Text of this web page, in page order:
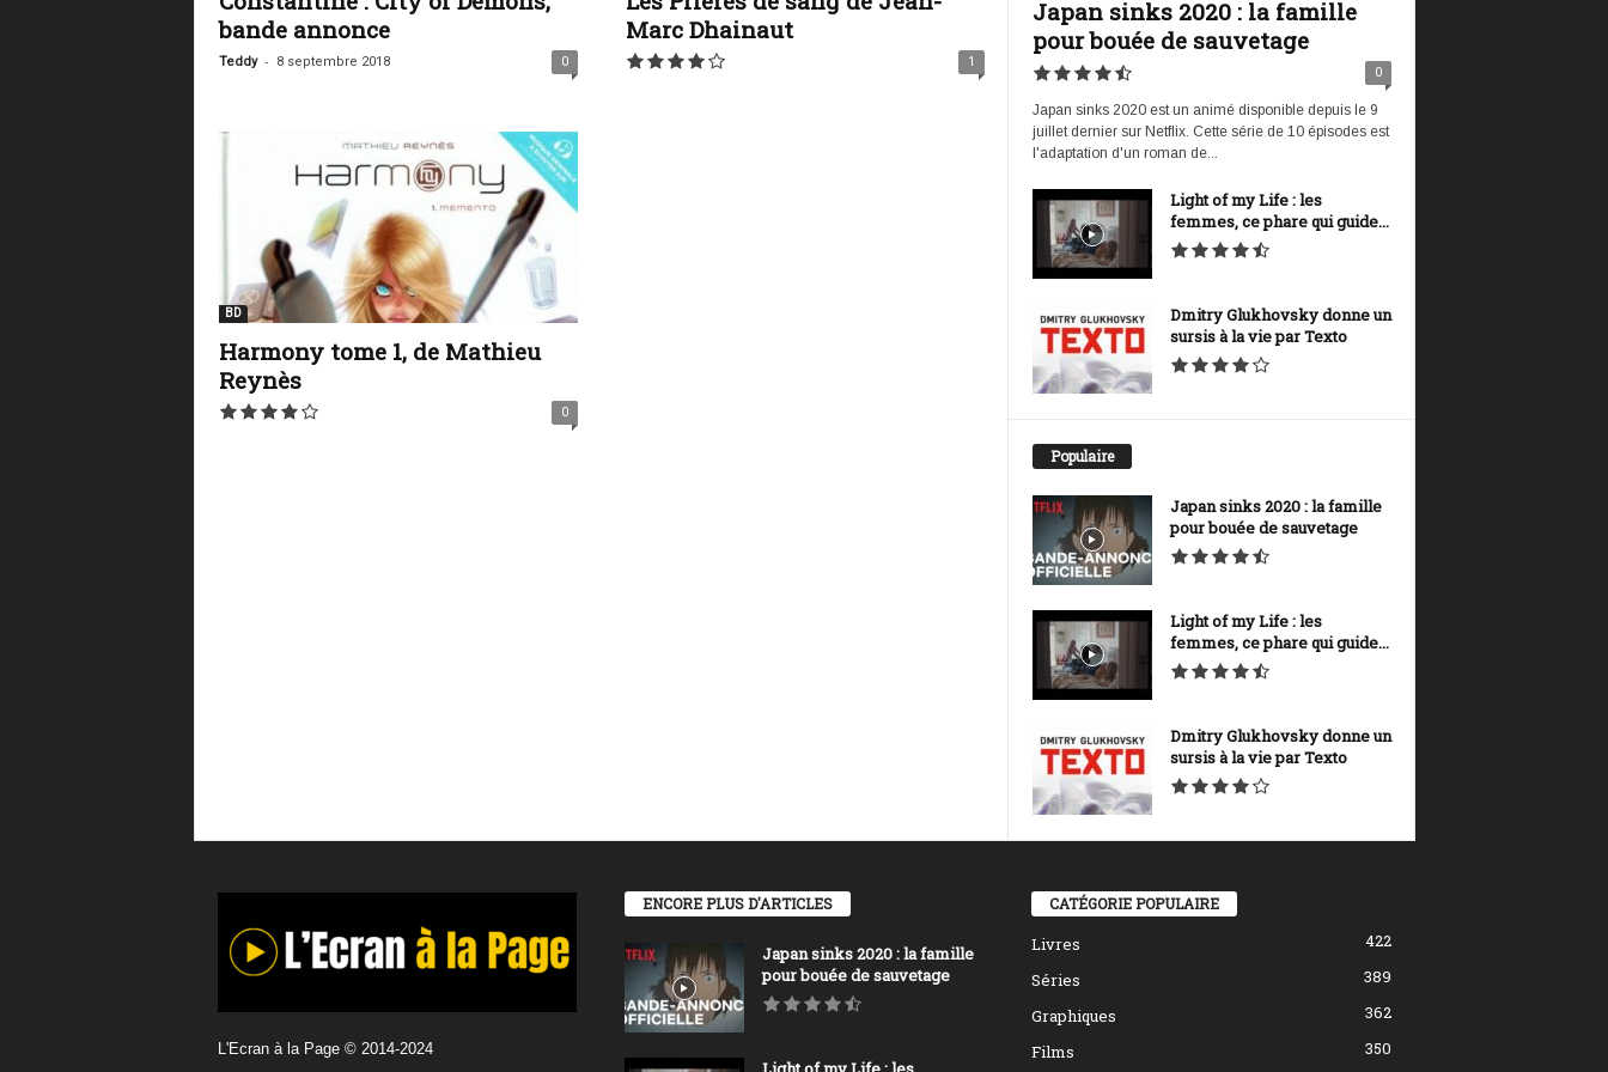
bande annonce
Teddy - 8 septembre 2018 0
Marc Dhainaut
1
BD
Harmony tome 1, de Mathieu
Reynès
0
Japan sinks 2020 : la famille
pour bouée de sauvetage
0
Japan sinks 2020 est un animé disponible depuis le 9
juillet dernier sur Netflix. Cette série de 10 épisodes est
l'adaptation d'un roman de...
Light of my Life : les
femmes, ce phare qui guide...
Dmitry Glukhovsky donne un
sursis à la vie par Texto
Populaire
Japan sinks 2020 : la famille
pour bouée de sauvetage
Light of my Life : les
femmes, ce phare qui guide...
Dmitry Glukhovsky donne un
sursis à la vie par Texto
L'Ecran à la Page © 2014-2024
ENCORE PLUS D'ARTICLES
Japan sinks 2020 : la famille
pour bouée de sauvetage
CATÉGORIE POPULAIRE
Livres
422
Séries
389
Graphiques
362
Films
350